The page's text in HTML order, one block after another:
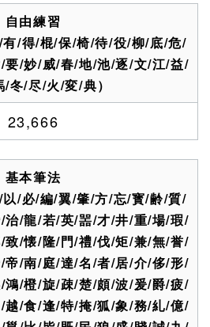
自由練習
有/得/棍/保/椅/待/役/柳/底/危/
/妙/威/春/地/池/逐/文/江/益/
冬/尽/火/変/典）
23,666
基本筆法
以/必/編/翼/肇/方/忘/寳/齢/質/
/龍/若/英/噐/才/井/重/場/瑕/
/懐/隆/門/禮/伐/矩/兼/無/誉/
/南/庭/達/名/者/居/介/侈/形/
/橙/旋/疎/楚/頗/波/爰/爵/疲/
越/食/逢/特/掩/狐/象/務/糺/億/